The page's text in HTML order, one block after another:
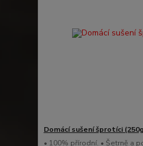
Domácí sušení šprotíci
• 100% přírodní. • Šetrně a